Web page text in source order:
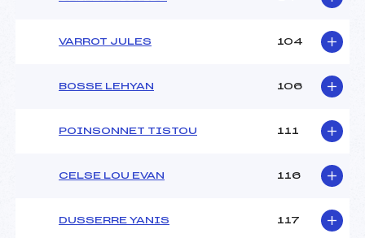
VARROT JULES 104
BOSSE LEHYAN 106
POINSONNET TISTOU 111
CELSE LOU EVAN 116
DUSSERRE YANIS 117